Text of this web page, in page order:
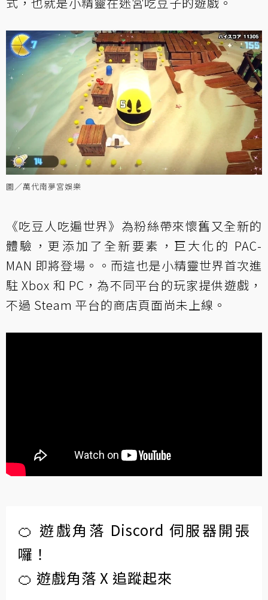
圖／萬代南夢宮娛樂
《吃豆人吃遍世界》為粉絲帶來懷舊又全新的
體驗，更添加了全新要素，巨大化的 PAC-
MAN 即將登場。。而這也是小精靈世界首次進
駐 Xbox 和 PC，為不同平台的玩家提供遊戲，
不過 Steam 平台的商店頁面尚未上線。
🍊 遊戲角落 Discord 伺服器開張
囉！
🍊 遊戲角落 X 追蹤起來